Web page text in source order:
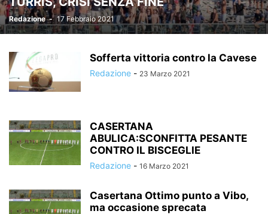
Redazione - 17 Febbraio 2021
Sofferta vittoria contro la Cavese
Redazione - 23 Marzo 2021
CASERTANA
ABULICA:SCONFITTA PESANTE
CONTRO IL BISCEGLIE
Redazione - 16 Marzo 2021
Casertana Ottimo punto a Vibo,
ma occasione sprecata